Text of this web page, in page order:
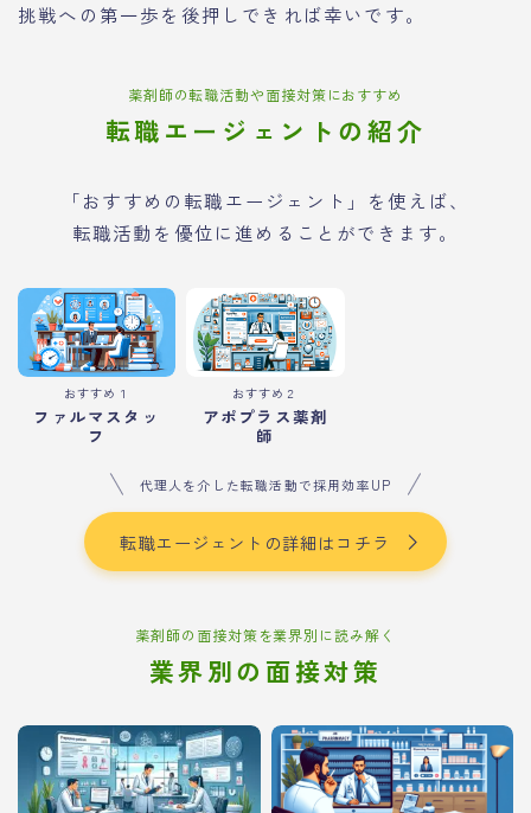
挑戦への第一歩を後押しできれば幸いです。
薬剤師の転職活動や面接対策におすすめ
転職エージェントの紹介
「おすすめの転職エージェント」を使えば、
転職活動を優位に進めることができます。
おすすめ１
ファルマスタッ
フ
おすすめ２
アポプラス薬剤
師
代理人を介した転職活動で採用効率UP
転職エージェントの詳細はコチラ
薬剤師の面接対策を業界別に読み解く
業界別の面接対策